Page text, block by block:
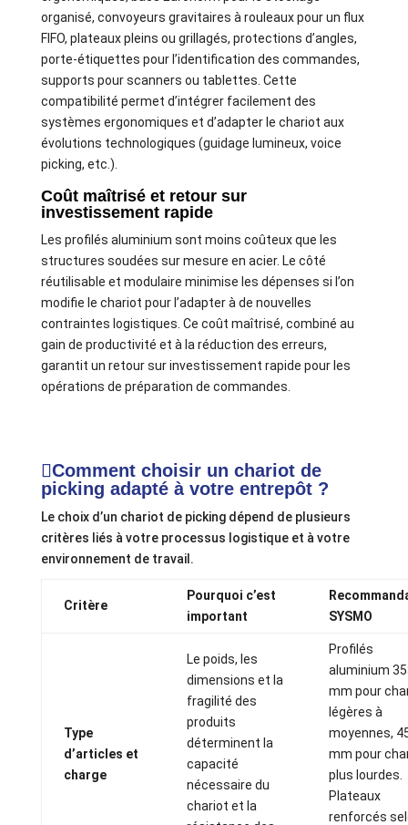
organisé, convoyeurs gravitaires à rouleaux pour un flux
FIFO, plateaux pleins ou grillagés, protections d’angles,
porte-étiquettes pour l’identification des commandes,
supports pour scanners ou tablettes. Cette
compatibilité permet d’intégrer facilement des
systèmes ergonomiques et d’adapter le chariot aux
évolutions technologiques (guidage lumineux, voice
picking, etc.).
Coût maîtrisé et retour sur
investissement rapide
Les profilés aluminium sont moins coûteux que les
structures soudées sur mesure en acier. Le côté
réutilisable et modulaire minimise les dépenses si l’on
modifie le chariot pour l’adapter à de nouvelles
contraintes logistiques. Ce coût maîtrisé, combiné au
gain de productivité et à la réduction des erreurs,
garantit un retour sur investissement rapide pour les
opérations de préparation de commandes.
Comment choisir un chariot de
picking adapté à votre entrepôt ?
Le choix d’un chariot de picking dépend de plusieurs
critères liés à votre processus logistique et à votre
environnement de travail.
Critère
Pourquoi c’est
important
SYSMO
Type
d’articles et
charge
Le poids, les
dimensions et la
fragilité des
produits
déterminent la
capacité
nécessaire du
chariot et la
Profilés
aluminium
mm pour
légères à
moyennes,
mm pour
plus lourdes.
Plateaux
renforcés